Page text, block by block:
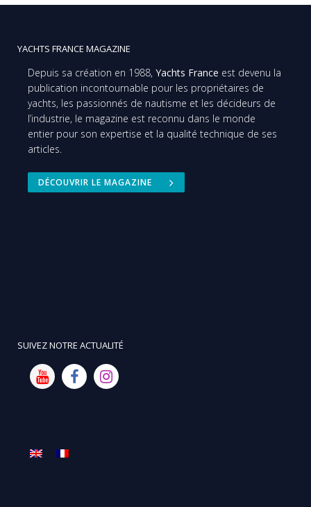
YACHTS FRANCE MAGAZINE
Depuis sa création en 1988, Yachts France est devenu la
publication incontournable pour les propriétaires de
yachts, les passionnés de nautisme et les décideurs de
l’industrie, le magazine est reconnu dans le monde
entier pour son expertise et la qualité technique de ses
articles.
DÉCOUVRIR LE MAGAZINE
SUIVEZ NOTRE ACTUALITÉ